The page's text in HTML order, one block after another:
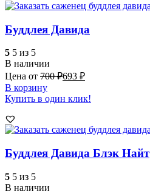
Буддлея Давида
5 5 из 5
В наличии
Цена от 700₽693 ₽
В корзину
Купить в один клик!
Буддлея Давида Блэк Найт
5 5 из 5
В наличии